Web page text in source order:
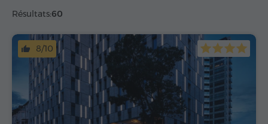
Résultats:60
8/10